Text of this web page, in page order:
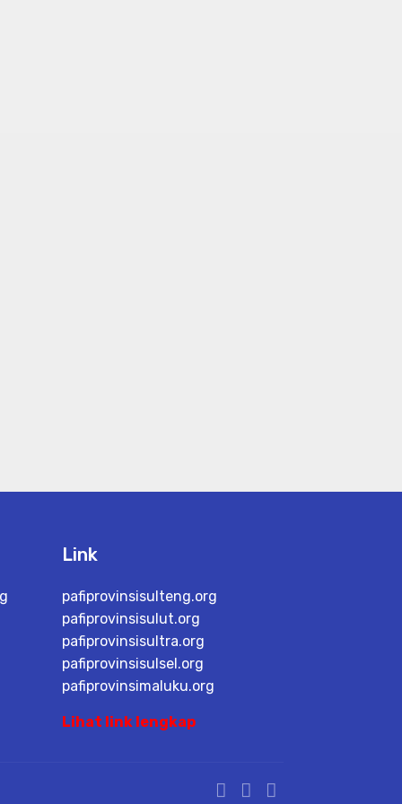
Link
pafiprovinsisulteng.org
pafiprovinsisulut.org
pafiprovinsisultra.org
pafiprovinsisulsel.org
pafiprovinsimaluku.org
Lihat link lengkap